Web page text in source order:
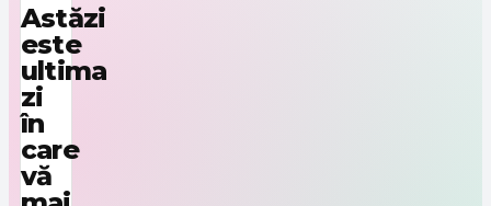
Astăzi
este
ultima
zi
în
care
vă